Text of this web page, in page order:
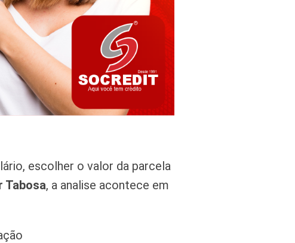
escolher o valor da parcela
Tabosa, a analise acontece em